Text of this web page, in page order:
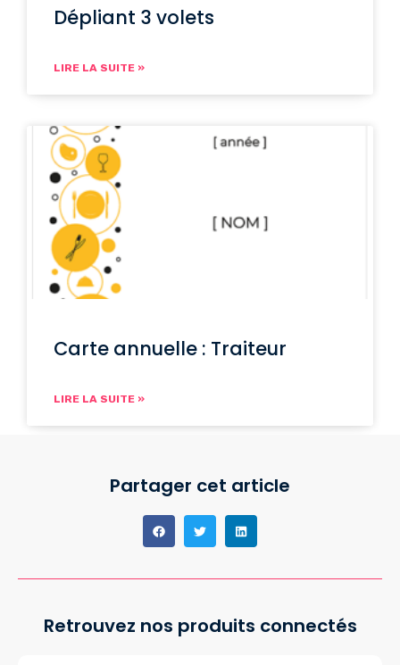
Dépliant 3 volets
LIRE LA SUITE »
Carte annuelle : Traiteur
LIRE LA SUITE »
Partager cet article
Retrouvez nos produits connectés